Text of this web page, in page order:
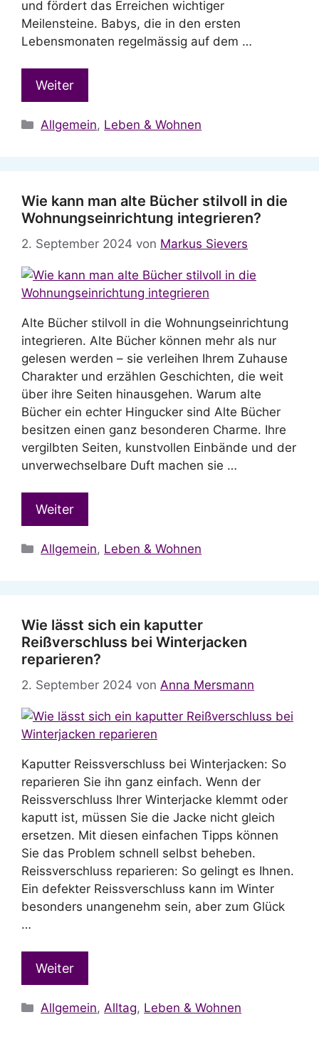
und fördert das Erreichen wichtiger
Meilensteine. Babys, die in den ersten
Lebensmonaten regelmässig auf dem …
Weiter
Kategorien
Allgemein, Leben & Wohnen
Wie kann man alte Bücher stilvoll in die
Wohnungseinrichtung integrieren?
2. September 2024 von Markus Sievers
Alte Bücher stilvoll in die Wohnungseinrichtung
integrieren. Alte Bücher können mehr als nur
gelesen werden – sie verleihen Ihrem Zuhause
Charakter und erzählen Geschichten, die weit
über ihre Seiten hinausgehen. Warum alte
Bücher ein echter Hingucker sind Alte Bücher
besitzen einen ganz besonderen Charme. Ihre
vergilbten Seiten, kunstvollen Einbände und der
unverwechselbare Duft machen sie …
Weiter
Kategorien
Allgemein, Leben & Wohnen
Wie lässt sich ein kaputter
Reißverschluss bei Winterjacken
reparieren?
2. September 2024 von Anna Mersmann
Kaputter Reissverschluss bei Winterjacken: So
reparieren Sie ihn ganz einfach. Wenn der
Reissverschluss Ihrer Winterjacke klemmt oder
kaputt ist, müssen Sie die Jacke nicht gleich
ersetzen. Mit diesen einfachen Tipps können
Sie das Problem schnell selbst beheben.
Reissverschluss reparieren: So gelingt es Ihnen.
Ein defekter Reissverschluss kann im Winter
besonders unangenehm sein, aber zum Glück
…
Weiter
Kategorien
Allgemein,Alltag, Leben & Wohnen